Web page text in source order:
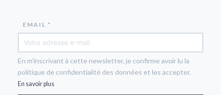
EMAIL *
En m'inscrivant à cette newsletter, je confirme avoir lu la
politique de confidentialité des données et les accepter.
En savoir plus